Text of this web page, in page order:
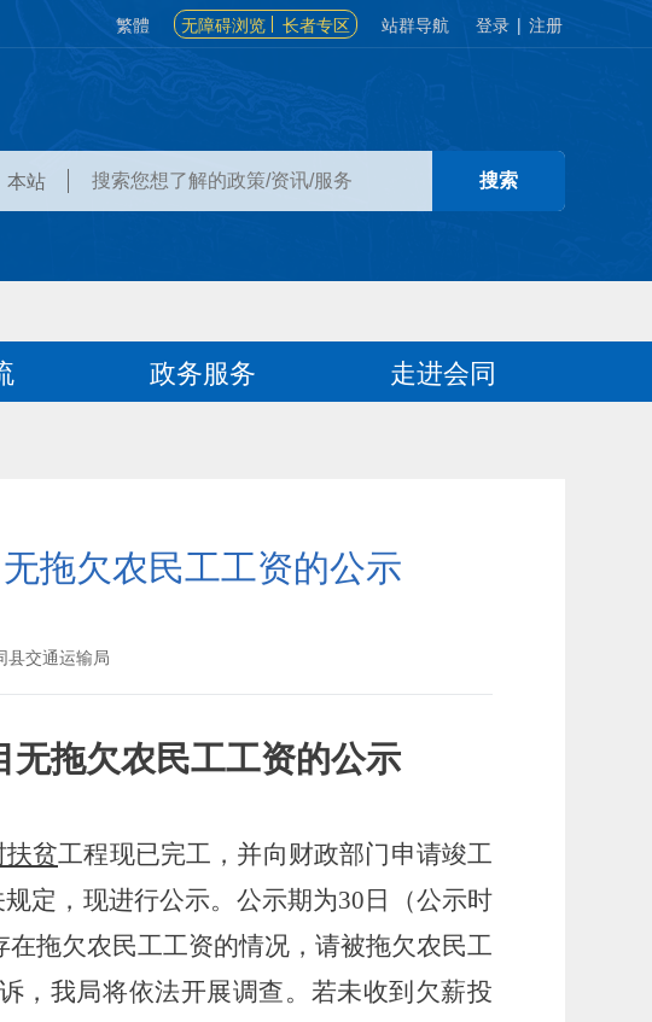
繁體 无障碍浏览 长者专区 站群导航 登录 | 注册
本站
政务服务 走进会同
拖欠农民工工资的公示
县交通运输局
无拖欠农民工工资的公示
扶贫工程现已完工，并向财政部门申请竣工
定，现进行公示。公示期为30日（公示时
在拖欠农民工工资的情况，请被拖欠农民工
，我局将依法开展调查。若未收到欠薪投